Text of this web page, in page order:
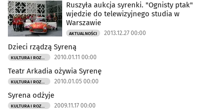
Ruszyła aukcja syrenki. "Ognisty ptak"
wjedzie do telewizyjnego studia w
Warszawie
AKTUALNOŚCI 2013.12.27 00:00
Dzieci rządzą Syreną
KULTURA I ROZRYWKA 2010.01.11 00:00
Teatr Arkadia ożywia Syrenę
KULTURA I ROZRYWKA 2010.01.05 00:00
Syrena odżyje
KULTURA I ROZRYWKA 2009.11.17 00:00